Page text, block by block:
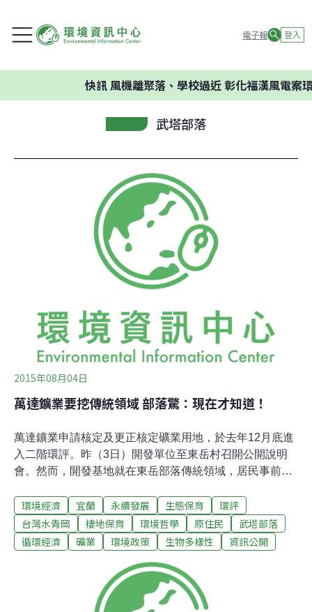
電子報 登入
快訊風機離聚落、學校過近 彰化福漢風電案環
武塔部落
2015年08月04日
萬達鑛業要挖傳統領域 部落驚：現在才知道！
萬達鑛業申請核定及更正核定礦業用地，於去年12月底進
入二階環評。昨（3日）開發單位至東岳村召開公開說明
會。然而，開發基地就在東岳部落傳統領域，居民事前卻
落。東岳部落即質疑：「開發基地距離武塔有15公里，怎
麼會是武塔的傳統領域？」對此，開發單位解釋，是原民
會提供的資料有誤。萬達鑛業要在南澳大白山西側的國有
林班地展延用地許可，由於此案牽涉到台灣七種法定自然
紀念物之一——台灣水青岡棲地。卻未提出令人滿意的生
態保育對策；另外對於集水區水質水量、地質、土壤、土
石流，以及原住民族的知情同意、利益分享等問題，都須
環境經濟 宜蘭 永續發展 生態保育
環評
台灣水青岡
棲地保育 環境哲學 原住民
武塔部落
循環經濟
礦業 環境政策 生物多樣性 資訊公開